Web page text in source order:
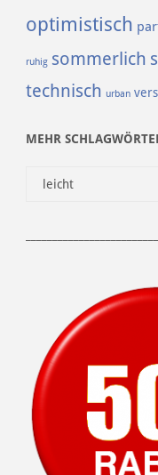
optimistisch
ruhig sommerlich
technisch urban
MEHR